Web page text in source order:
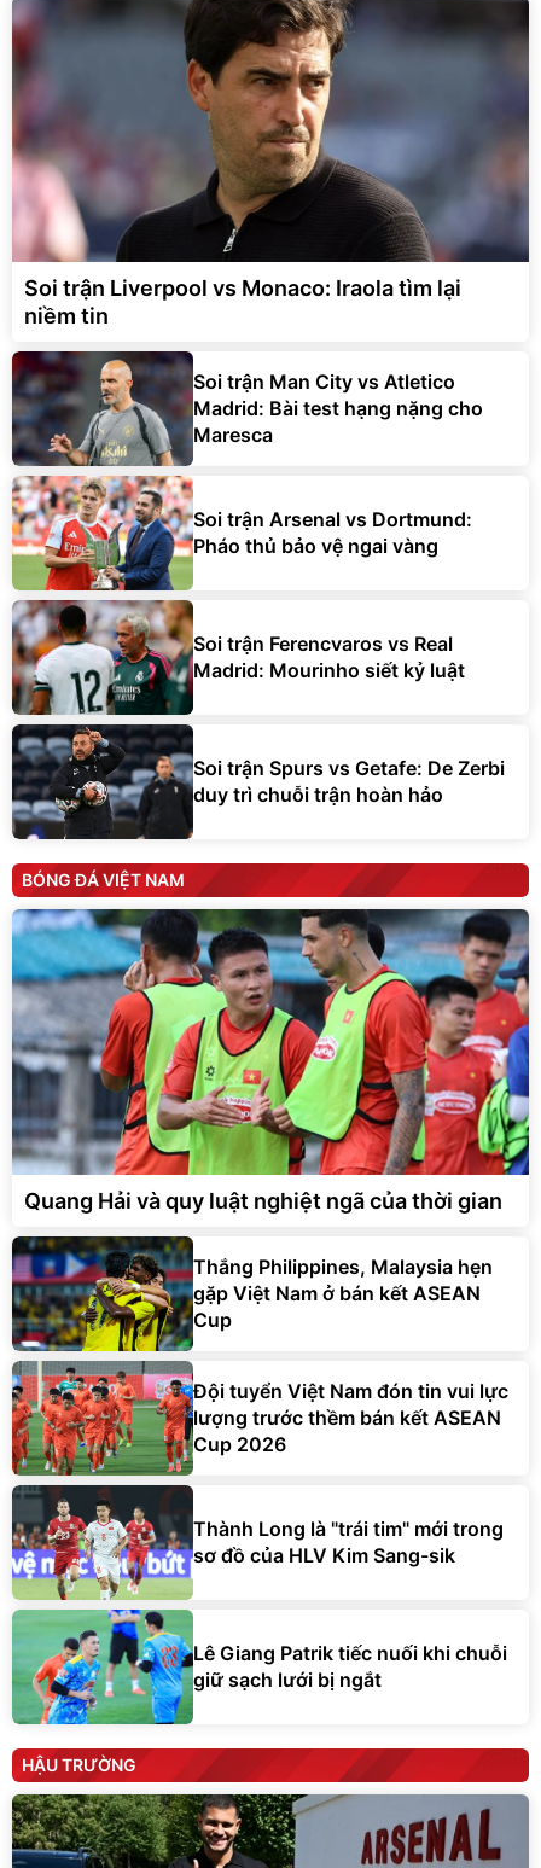
Soi trận Liverpool vs Monaco: Iraola tìm lại
niềm tin
Soi trận Man City vs Atletico
Madrid: Bài test hạng nặng cho
Maresca
Soi trận Arsenal vs Dortmund:
Pháo thủ bảo vệ ngai vàng
Soi trận Ferencvaros vs Real
Madrid: Mourinho siết kỷ luật
Soi trận Spurs vs Getafe: De Zerbi
duy trì chuỗi trận hoàn hảo
BÓNG ĐÁ VIỆT NAM
Quang Hải và quy luật nghiệt ngã của thời gian
Thắng Philippines, Malaysia hẹn
gặp Việt Nam ở bán kết ASEAN
Cup
Đội tuyển Việt Nam đón tin vui lực
lượng trước thềm bán kết ASEAN
Cup 2026
Thành Long là "trái tim" mới trong
sơ đồ của HLV Kim Sang-sik
Lê Giang Patrik tiếc nuối khi chuỗi
giữ sạch lưới bị ngắt
HẬU TRƯỜNG